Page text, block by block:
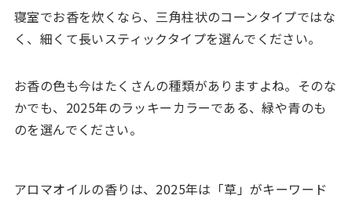
寝室でお香を炊くなら、三角柱状のコーンタイプではな
く、細くて長いスティックタイプを選んでください。
お香の色も今はたくさんの種類がありますよね。そのな
かでも、2025年のラッキーカラーである、緑や青のも
のを選んでください。
アロマオイルの香りは、2025年は「草」がキーワード